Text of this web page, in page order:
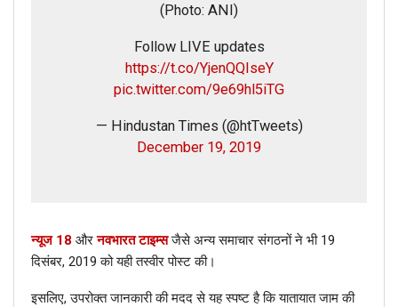
(Photo: ANI)
Follow LIVE updates
https://t.co/YjenQQIseY
pic.twitter.com/9e69hl5iTG
— Hindustan Times (@htTweets)
December 19, 2019
न्यूज 18 औरनवभारत टाइम्सजैसे अन्य समाचार संगठनों ने भी 19
दिसंबर, 2019 को यही तस्वीर पोस्ट की।
इसलिए, उपरोक्त जानकारी की मदद से यह स्पष्ट है कि यातायात जाम की